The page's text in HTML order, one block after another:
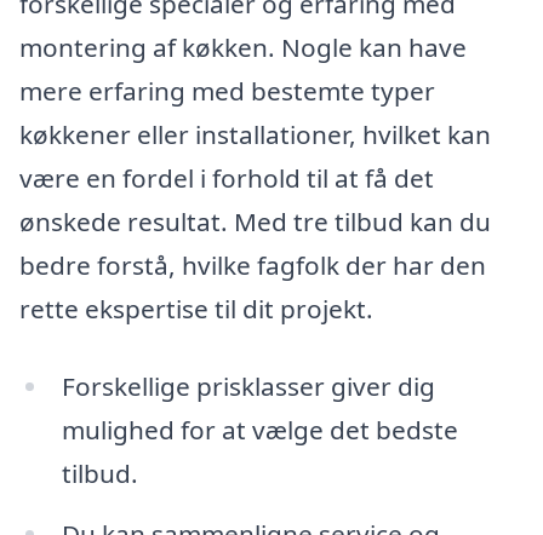
montering af køkken. Nogle kan have
mere erfaring med bestemte typer
køkkener eller installationer, hvilket kan
være en fordel i forhold til at få det
ønskede resultat. Med tre tilbud kan du
bedre forstå, hvilke fagfolk der har den
rette ekspertise til dit projekt.
Forskellige prisklasser giver dig
mulighed for at vælge det bedste
tilbud.